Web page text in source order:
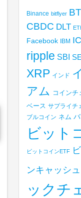
Binance bitflyer
CBDC DLT
Facebook IBM
ripple SBI
XRP インド
アム コインチ
ベース サプライチ
ブルコイン ネム
ビット
ビットコインETF
ンキャッシュ
ックチ